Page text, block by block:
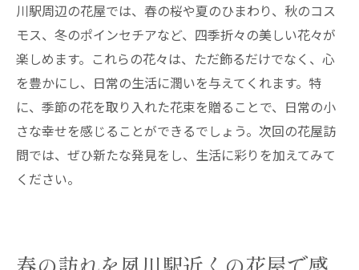
川駅周辺の花屋では、春の桜や夏のひまわり、秋のコス
モス、冬のポインセチアなど、四季折々の美しい花々が
楽しめます。これらの花々は、ただ飾るだけでなく、心
を豊かにし、日常の生活に潤いを与えてくれます。特
に、季節の花を取り入れた花束を贈ることで、日常の小
さな幸せを感じることができるでしょう。次回の花屋訪
問では、ぜひ新たな発見をし、生活に彩りを加えてみて
ください。